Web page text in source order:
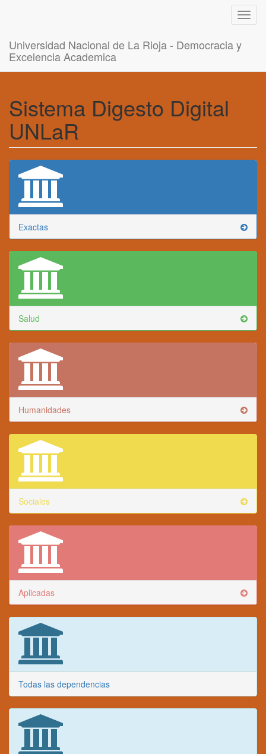
Universidad Nacional de La Rioja - Democracia y
Excelencia Academica
Sistema Digesto Digital
UNLaR
Exactas
Salud
Humanidades
Sociales
Aplicadas
Todas las dependencias